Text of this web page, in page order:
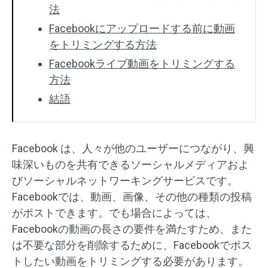
法
Facebookにアップロードする前に動画
をトリミングする方法
Facebookライブ動画をトリミングする
方法
結語
Facebook は、人々が他のユーザーにつながり、興
味深いものを共有できるソーシャルメディアおよ
びソーシャルネットワーキングサービスです。
Facebookでは、動画、画像、その他の種類の投稿
がポストできます。でも場合によっては、
Facebookの動画の長さの要件を満たすため、また
は不要な部分を削除するために、Facebookでポス
トしたい動画をトリミングする必要があります。